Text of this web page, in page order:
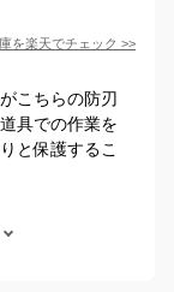
を楽天でチェック >>
こちらの防刃
具での作業を
と保護するこ